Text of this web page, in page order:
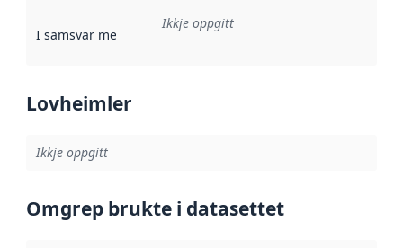
I samsvar med Referanse til ei implementeringsregel eller
Ikkje oppgitt
Lovheimler
Ikkje oppgitt
Omgrep brukte i datasettet